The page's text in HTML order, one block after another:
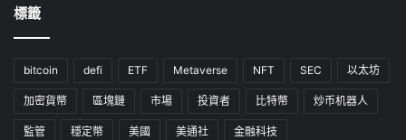
標籤
bitcoin defi ETF Metaverse NFT SEC 以太坊
加密貨幣 區塊鏈 市場 投資者 比特幣 炒币机器人
監管 穩定幣 美國 美通社 金融科技